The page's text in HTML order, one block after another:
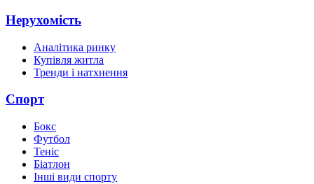
Нерухомість
Аналітика ринку
Купівля житла
Тренди і натхнення
Спорт
Бокс
Футбол
Теніс
Біатлон
Інші види спорту